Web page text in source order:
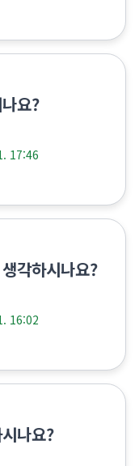
요?
17:46
각하시나요?
16:02
나요?